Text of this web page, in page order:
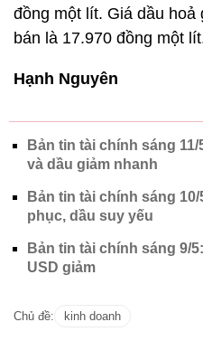
đồng một lít. Giá dầu
bán là 17.970 đồng một
Hạnh Nguyên
Bản tin tài chính sáng
và dầu giảm nhanh
Bản tin tài chính sáng
phục, dầu suy yếu
Bản tin tài chính sáng 9/
USD giảm
Chủ đề: kinh doanh